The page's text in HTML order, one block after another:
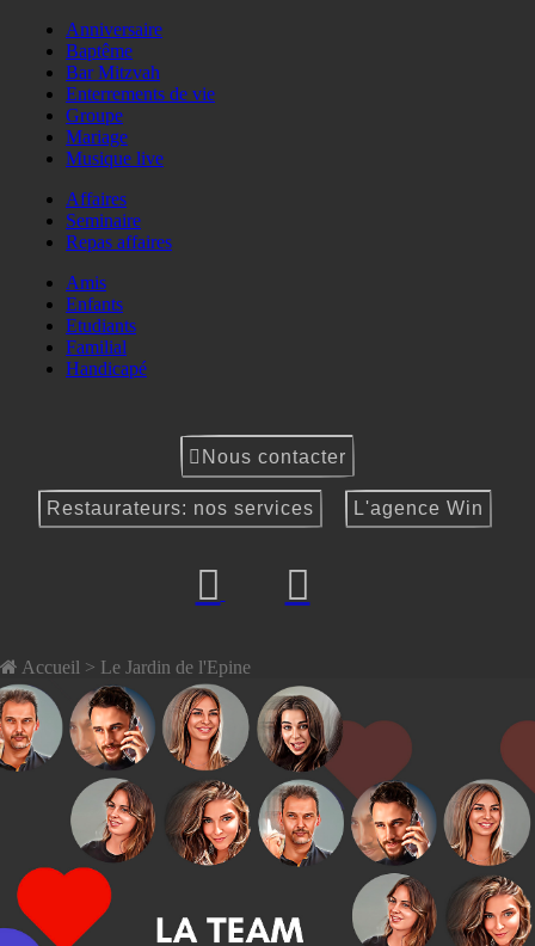
Anniversaire
Baptême
Bar Mitzvah
Enterrements de vie
Groupe
Mariage
Musique live
Affaires
Seminaire
Repas affaires
Amis
Enfants
Etudiants
Familial
Handicapé
Nous contacter
Restaurateurs: nos services L'agence Win
Accueil > Le Jardin de l'Epine